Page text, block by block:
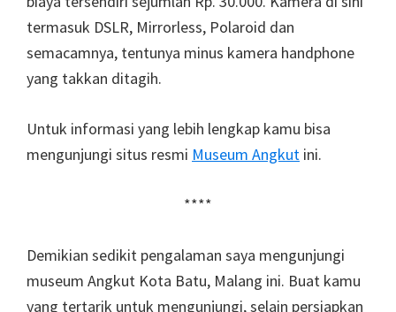
termasuk DSLR, Mirrorless, Polaroid dan
semacamnya, tentunya minus kamera handphone
yang takkan ditagih.
Untuk informasi yang lebih lengkap kamu bisa
mengunjungi situs resmi Museum Angkut ini.
****
Demikian sedikit pengalaman saya mengunjungi
museum Angkut Kota Batu, Malang ini. Buat kamu
yang tertarik untuk mengunjungi, selain persiapkan